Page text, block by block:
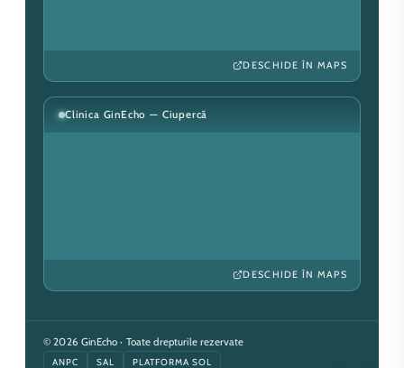
DESCHIDE ÎN MAPS
Clinica GinEcho — Ciupercă
DESCHIDE ÎN MAPS
© 2026 GinEcho · Toate drepturile rezervate
ANPC SAL PLATFORMA SOL